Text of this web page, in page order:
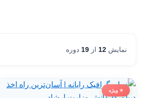
نمایش 12 از 19 دوره
⭐ ویژه